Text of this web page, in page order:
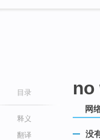
目录
释义
翻译
no
网
没